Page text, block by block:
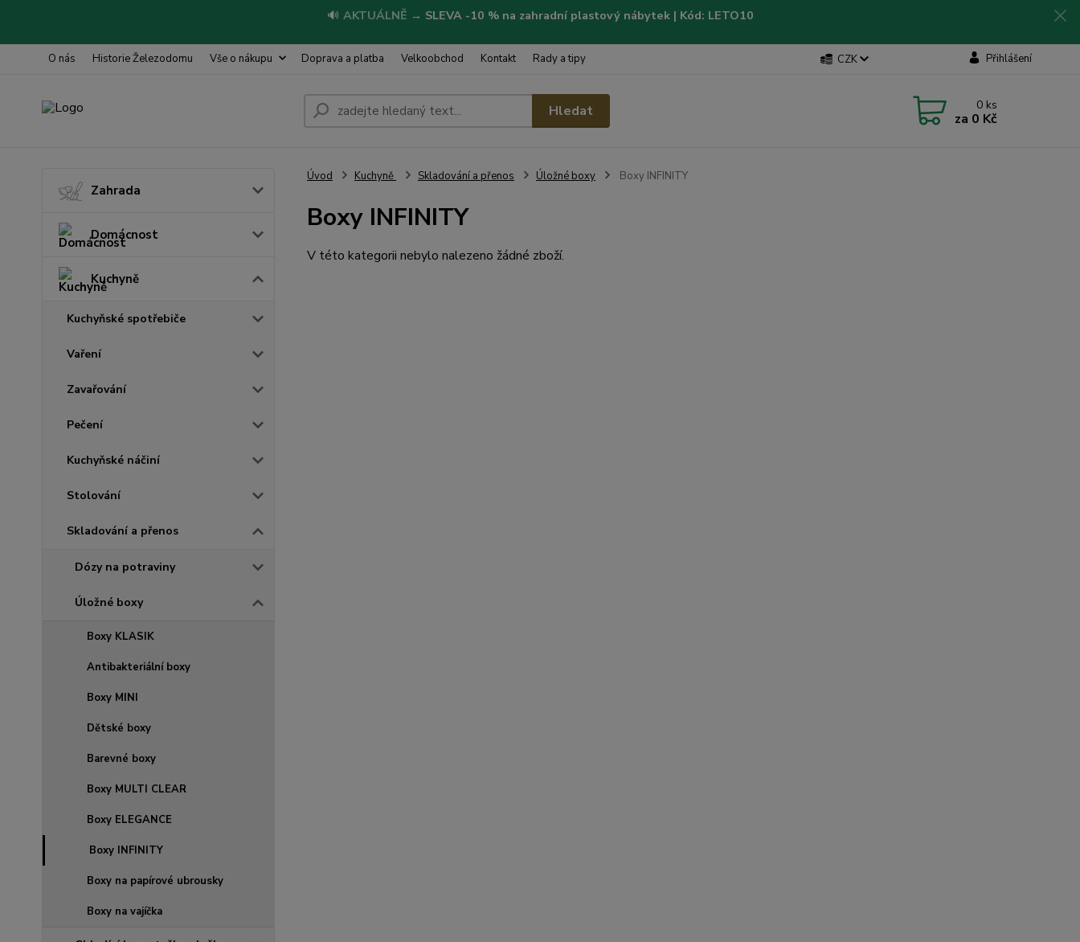
🔊 AKTUÁLNĚ → SLEVA -10 % na zahradní plastový nábytek | Kód: LETO10
O nás Historie Železodomu Vše o nákupu Doprava a platba Velkoobchod Kontakt Rady a tipy CZK Přihlášení
Hledat 0 ks
za 0 Kč
Zahrada
Domácnost
Kuchyně
Kuchyňské spotřebiče
Vaření
Zavařování
Pečení
Kuchyňské náčiní
Stolování
Skladování a přenos
Dózy na potraviny
Úložné boxy
Boxy KLASIK
Antibakteriální boxy
Boxy MINI
Dětské boxy
Barevné boxy
Boxy MULTI CLEAR
Boxy ELEGANCE
Boxy INFINITY
Boxy na papírové ubrousky
Boxy na vajíčka
Úvod Kuchyně Skladování a přenos Úložné boxy Boxy INFINITY
Boxy INFINITY
V této kategorii nebylo nalezeno žádné zboží.